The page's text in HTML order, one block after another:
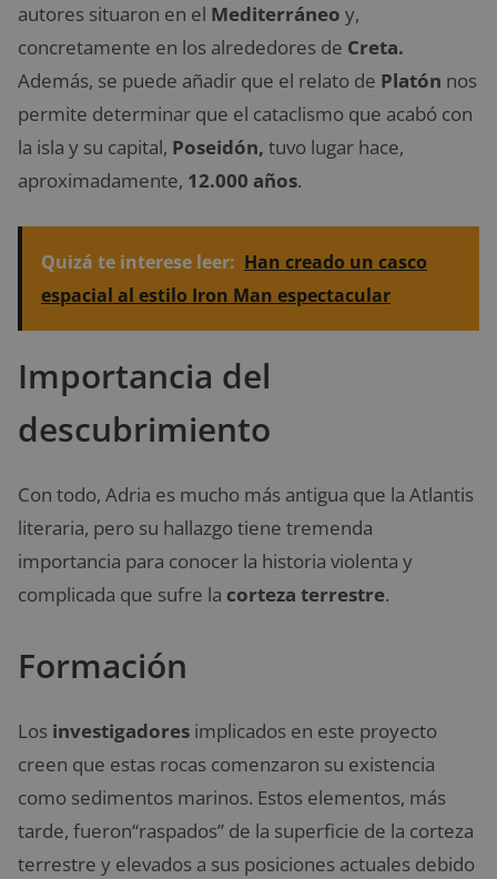
autores situaron en el Mediterráneo y,
concretamente en los alrededores de Creta.
Además, se puede añadir que el relato de Platón nos
permite determinar que el cataclismo que acabó con
la isla y su capital, Poseidón, tuvo lugar hace,
aproximadamente, 12.000 años.
Quizá te interese leer: Han creado un casco
espacial al estilo Iron Man espectacular
Importancia del
descubrimiento
Con todo, Adria es mucho más antigua que la Atlantis
literaria, pero su hallazgo tiene tremenda
importancia para conocer la historia violenta y
complicada que sufre la corteza terrestre.
Formación
Los investigadores implicados en este proyecto
creen que estas rocas comenzaron su existencia
como sedimentos marinos. Estos elementos, más
tarde, fueron“raspados” de la superficie de la corteza
terrestre y elevados a sus posiciones actuales debido